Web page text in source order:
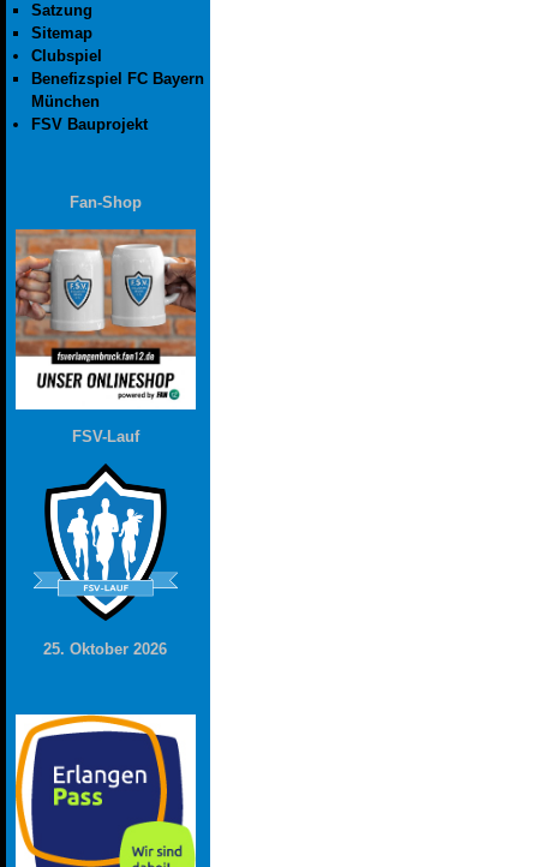
Satzung
Sitemap
Clubspiel
Benefizspiel FC Bayern
München
FSV Bauprojekt
Fan-Shop
FSV-Lauf
25. Oktober 2026